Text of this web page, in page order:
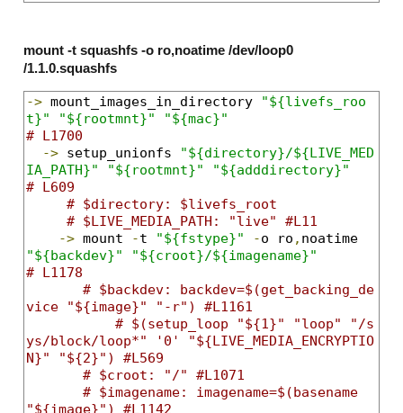
mount -t squashfs -o ro,noatime /dev/loop0
/1.1.0.squashfs
-> mount_images_in_directory
"${livefs_roo
t}"
"${rootmnt}"
"${mac}"
# L1700
-> setup_unionfs
"${directory}/${LIVE_MED
IA_PATH}"
"${rootmnt}"
"${adddirectory}"
# L609
# $directory: $livefs_root
# $LIVE_MEDIA_PATH: "live" #L11
-> mount -t "${fstype}" -o ro ,
"${backdev}"
"${croot}/${imagename}"
# L1178
# $backdev: backdev=$(get_backing_de
vice "${image}" "-r") #L1161
# $(setup_loop "${1}" "loop" "/s
ys/block/loop*" '0' "${LIVE_MEDIA_ENCRYPTIO
N}" "${2}") #L569
# $croot: "/" #L1071
# $imagename: imagename=$(basename
"${image}") #L1142